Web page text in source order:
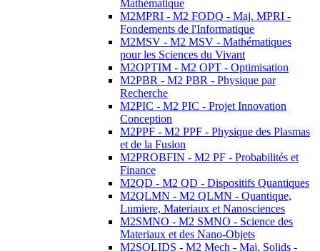
Mathématique
M2MPRI - M2 FODQ - Maj. MPRI -
Fondements de l'Informatique
M2MSV - M2 MSV - Mathématiques
pour les Sciences du Vivant
M2OPTIM - M2 OPT - Optimisation
M2PBR - M2 PBR - Physique par
Recherche
M2PIC - M2 PIC - Projet Innovation
Conception
M2PPF - M2 PPF - Physique des Plasmas
et de la Fusion
M2PROBFIN - M2 PF - Probabilités et
Finance
M2QD - M2 QD - Dispositifs Quantiques
M2QLMN - M2 QLMN - Quantique,
Lumiere, Materiaux et Nanosciences
M2SMNO - M2 SMNO - Science des
Materiaux et des Nano-Objets
M2SOLIDS - M2 Mech - Maj. Solids -